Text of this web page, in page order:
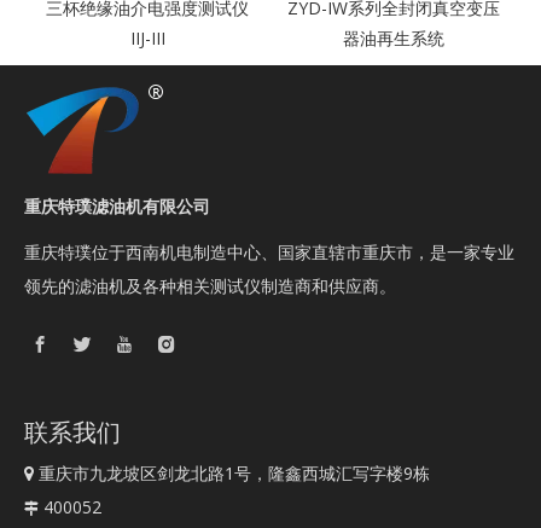
三杯绝缘油介电强度测试仪
IIJ-III
ZYD-IW系列全封闭真空变压
器油再生系统
重庆特璞滤油机有限公司
重庆特璞位于西南机电制造中心、国家直辖市重庆市，是一家专业
领先的滤油机及各种相关测试仪制造商和供应商。
联系我们
 重庆市九龙坡区剑龙北路1号，隆鑫西城汇写字楼9栋
 400052